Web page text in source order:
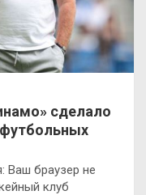
сделало
Ваш браузер не
клуб